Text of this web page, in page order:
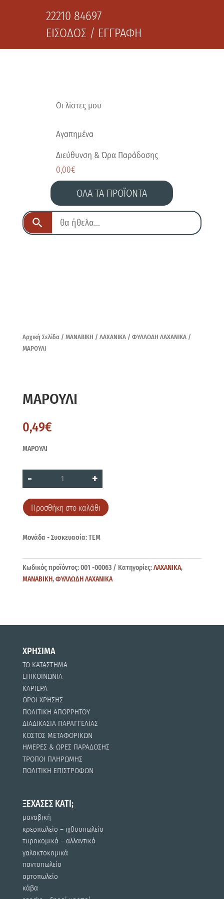
22210 84697
ΕΙΣΟΔΟΣ / ΕΓΓΡΑΦΗ
Οι λίστες μου
Αγαπημένα
Διεύθυνση & Ώρα Παράδοσης
0,00€
ΟΛΑ ΤΑ ΠΡΟΪΟΝΤΑ
Αρχική Σελίδα/ ΜΑΝΑΒΙΚΗ / ΛΑΧΑΝΙΚΑ/ ΦΥΛΛΩΔΗ ΛΑΧΑΝΙΚΑ/
ΜΑΡΟΥΛΙ
ΜΑΡΟΥΛΙ
0,49€
ΜΑΡΟΥΛΙ
-
ΜΑΡΟΥΛΙ
ποσότητα
+
Προσθήκη στο καλάθι
Μονάδα - Συσκευασία: ΤΕΜ
Κωδικός προϊόντος:001 -00063 Κατηγορίες:ΛΑΧΑΝΙΚΑ,
ΜΑΝΑΒΙΚΗ,ΦΥΛΛΩΔΗ ΛΑΧΑΝΙΚΑ
ΧΡΗΣΙΜΑ
ΤΟ ΚΑΤΑΣΤΗΜΑ
ΕΠΙΚΟΙΝΩΝΙΑ
ΚΑΡΙΕΡΑ
ΟΡΟΙ ΧΡΗΣΗΣ
ΠΟΛΙΤΙΚΗ ΑΠΟΡΡΗΤΟΥ
ΔΙΑΔΙΚΑΣΙΑ ΠΑΡΑΓΓΕΛΙΑΣ
ΚΟΣΤΟΣ ΜΕΤΑΦΟΡΙΚΩΝ
ΗΜΕΡΕΣ & ΩΡΕΣ ΠΑΡΑΔΟΣΗΣ
ΤΡΟΠΟΙ ΠΛΗΡΩΜΗΣ
ΠΟΛΙΤΙΚΗ ΕΠΙΣΤΡΟΦΩΝ
ΞΕΧΑΣΕΣ ΚΑΤΙ;
μαναβική
κρεοπωλείο – ιχθυοπωλείο
τυροκομικά – αλλαντικά
γαλακτοκομικά
παντοπωλείο
αρτοπωλείο
κάβα